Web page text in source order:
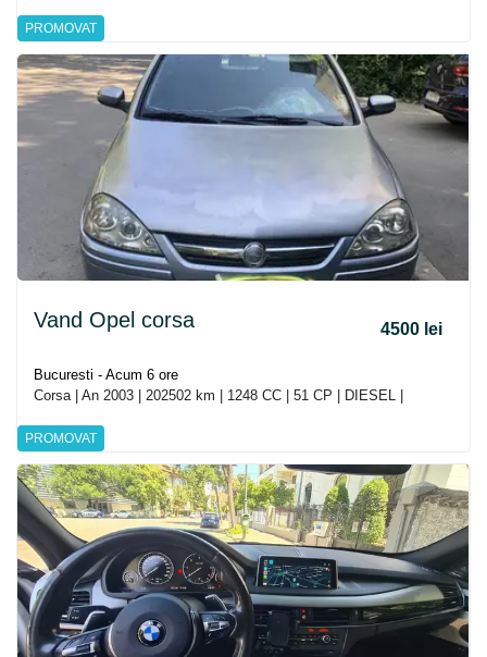
PROMOVAT
PROMOVAT
Vand Opel corsa 4500 lei
Bucuresti - Acum 6 ore
Corsa | An 2003 | 202502 km | 1248 CC | 51 CP | DIESEL |